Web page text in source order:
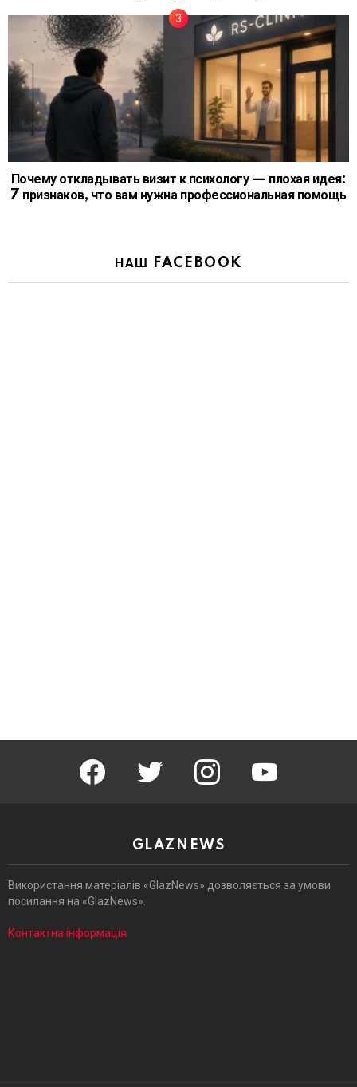
Почему откладывать визит к психологу — плохая идея:
7 признаков, что вам нужна профессиональная помощь
НАШ FACEBOOK
facebook twitter instagram
GLAZNEWS
Використання матеріалів «GlazNews» дозволяється за умови
посилання на «GlazNews».
Контактна інформація